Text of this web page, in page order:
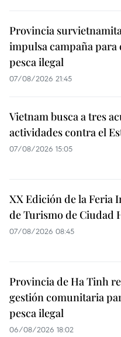
Provincia
impulsa campaña
pesca ilegal
07/08/2026 21:45
Vietnam busca a tres
actividades contra el
07/08/2026 15:05
XX Edición de la Feria
de Turismo de Ciudad
07/08/2026 08:45
Provincia de Ha Tinh
gestión comunitaria
pesca ilegal
06/08/2026 18:02